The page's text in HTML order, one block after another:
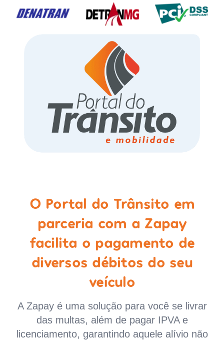
O Portal do Trânsito em
parceria com a Zapay
facilita o pagamento de
diversos débitos do seu
veículo
A Zapay é uma solução para você se livrar
das multas, além de pagar IPVA e
licenciamento, garantindo aquele alívio não